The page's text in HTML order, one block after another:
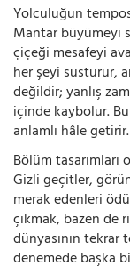
Yolculuğun
Mantar büyümeyi
çiçeği mesafeyi
her şeyi susturur,
değildir; yanlış
içinde kaybolur.
anlamlı hâle
Bölüm
Gizli geçitler,
merak edenleri
çıkmak, bazen de
dünyasının tekrar
denemede başka